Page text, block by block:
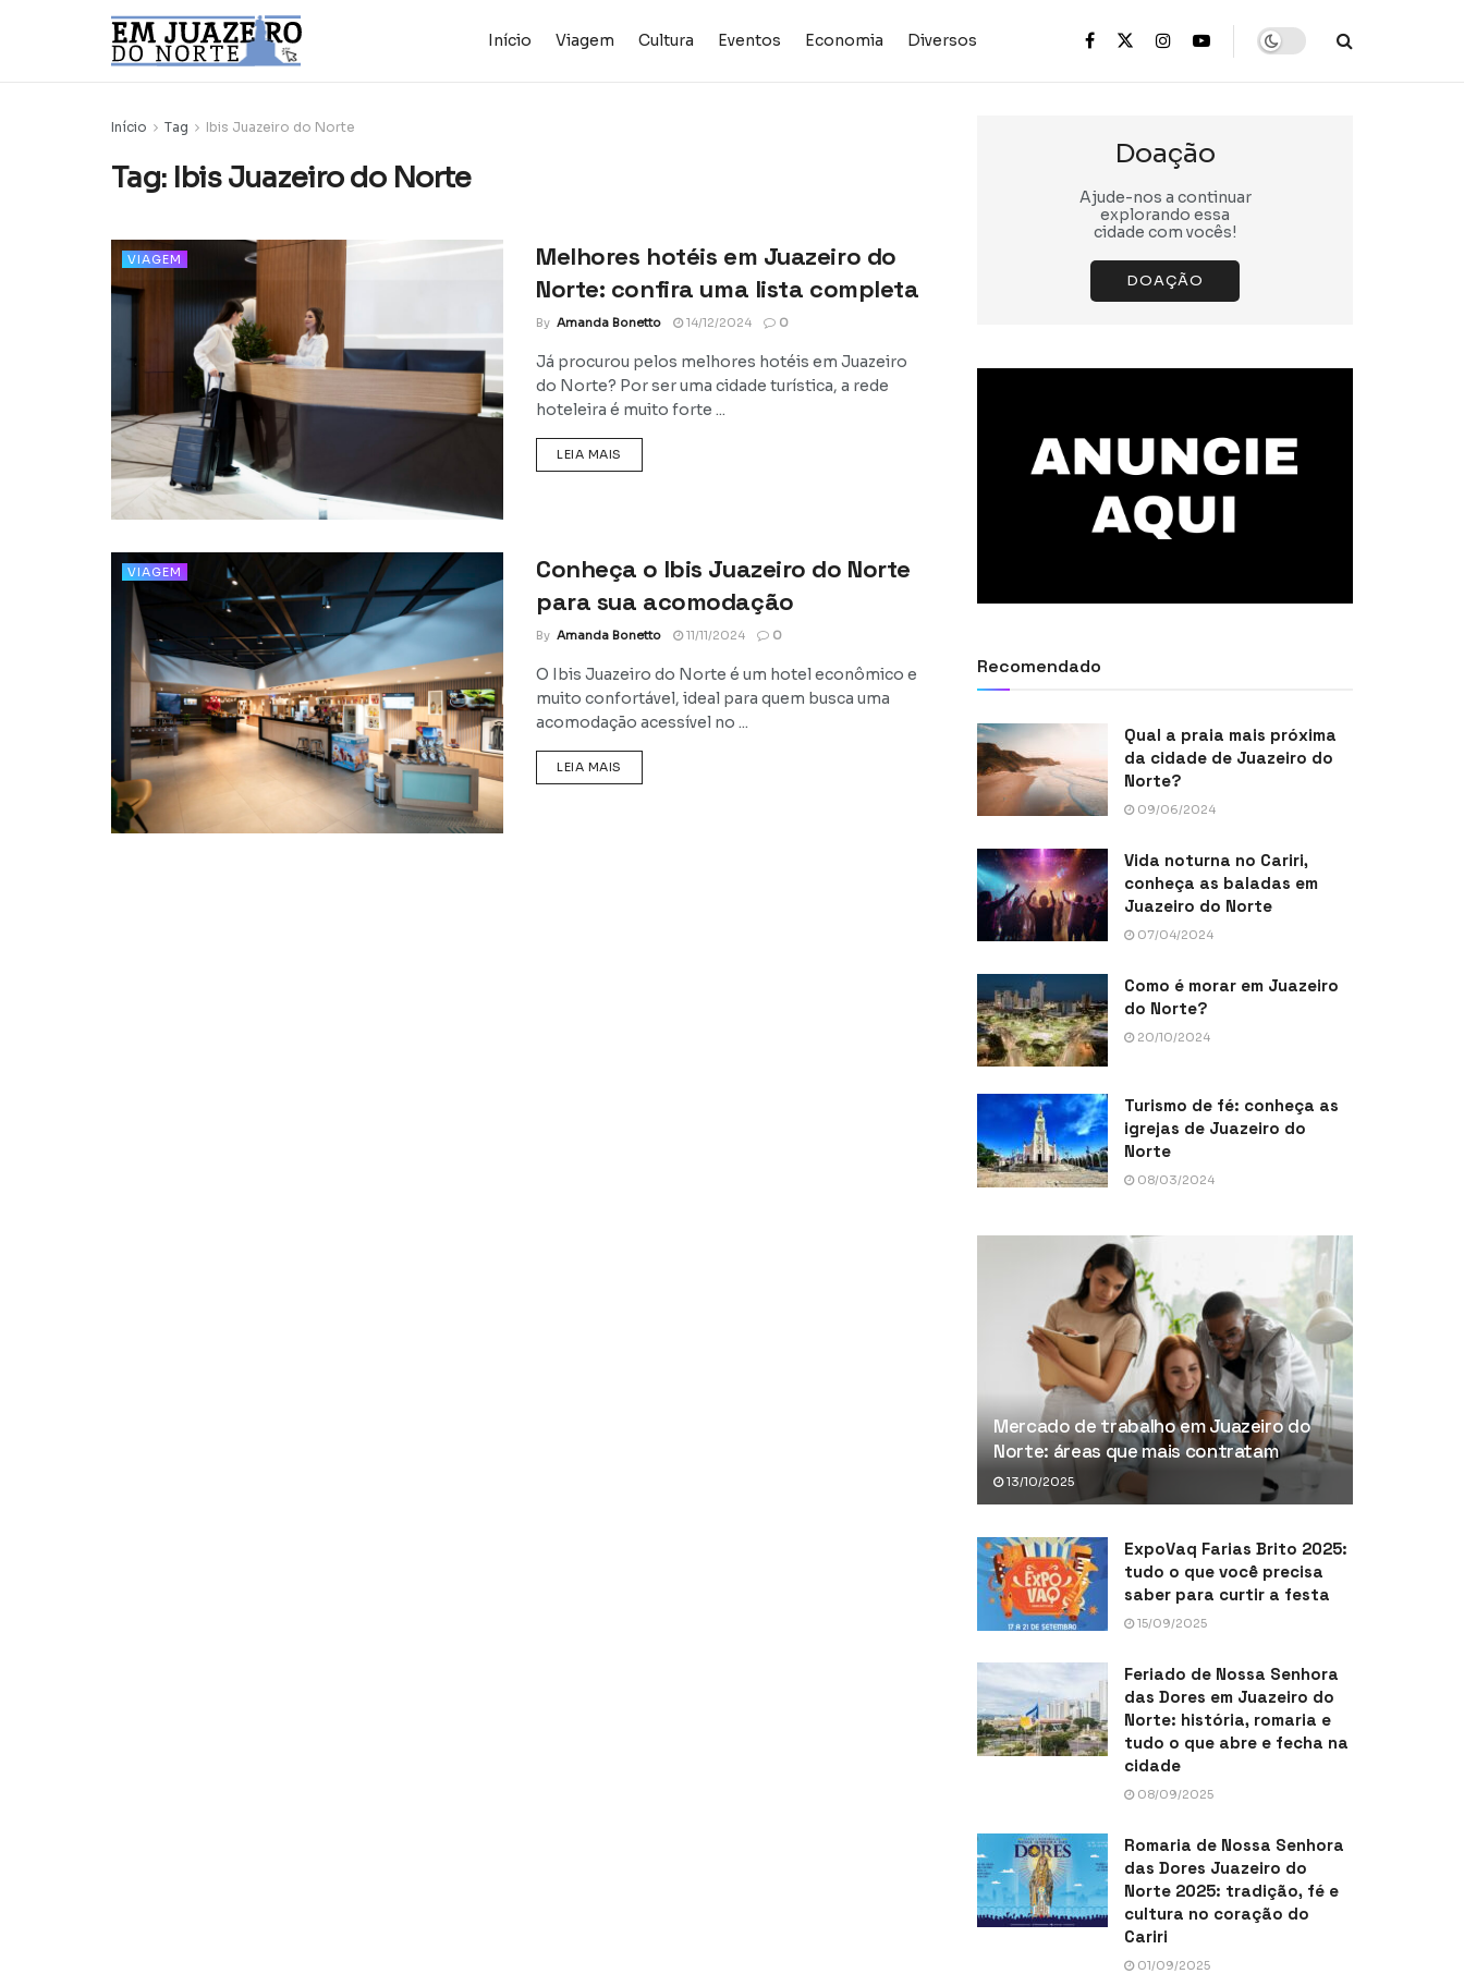
Início Viagem Cultura Eventos Economia Diversos
Início Tag Ibis Juazeiro do Norte
Tag: Ibis Juazeiro do Norte
VIAGEM
Melhores hotéis em Juazeiro do
Norte: confira uma lista completa
By Amanda Bonetto 14/12/2024 0
Já procurou pelos melhores hotéis em Juazeiro
do Norte? Por ser uma cidade turística, a rede
hoteleira é muito forte ...
LEIA MAIS
VIAGEM
Conheça o Ibis Juazeiro do Norte
para sua acomodação
By Amanda Bonetto 11/11/2024 0
O Ibis Juazeiro do Norte é um hotel econômico e
muito confortável, ideal para quem busca uma
acomodação acessível no ...
LEIA MAIS
Doação
Ajude-nos a continuar
explorando essa
cidade com vocês!
DOAÇÃO
Recomendado
Qual a praia mais próxima
da cidade de Juazeiro do
Norte?
09/06/2024
Vida noturna no Cariri,
conheça as baladas em
Juazeiro do Norte
07/04/2024
Como é morar em Juazeiro
do Norte?
20/10/2024
Turismo de fé: conheça as
igrejas de Juazeiro do
Norte
08/03/2024
Mercado de trabalho em Juazeiro do
Norte: áreas que mais contratam
13/10/2025
ExpoVaq Farias Brito 2025:
tudo o que você precisa
saber para curtir a festa
15/09/2025
Feriado de Nossa Senhora
das Dores em Juazeiro do
Norte: história, romaria e
tudo o que abre e fecha na
cidade
08/09/2025
Romaria de Nossa Senhora
das Dores Juazeiro do
Norte 2025: tradição, fé e
cultura no coração do
Cariri
01/09/2025